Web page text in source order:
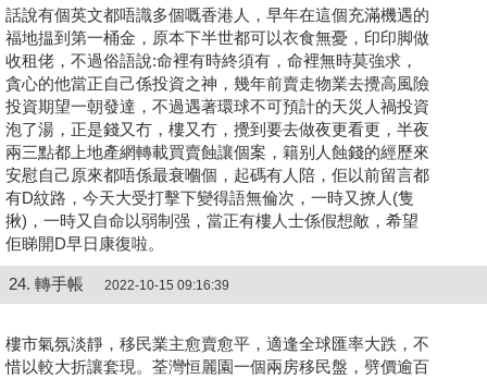
話說有個英文都唔識多個嘅香港人，早年在這個充滿機遇的
福地揾到第一桶金，原本下半世都可以衣食無憂，印印脚做
收租佬，不過俗語說:命裡有時終須有，命裡無時莫強求，
貪心的他當正自己係投資之神，幾年前賣走物業去攪高風險
投資期望一朝發達，不過遇著環球不可預計的天災人禍投資
泡了湯，正是錢又冇，樓又冇，攪到要去做夜更看更，半夜
兩三點都上地產網轉載買賣蝕讓個案，籍别人蝕錢的經歷來
安慰自己原來都唔係最衰嗰個，起碼有人陪，佢以前留言都
有D紋路，今天大受打擊下變得語無倫次，一時又撩人(隻
揪)，一時又自命以弱制强，當正有樓人士係假想敵，希望
佢睇開D早日康復啦。
24. 轉手帳 2022-10-15 09:16:39
樓市氣氛淡靜，移民業主愈賣愈平，適逢全球匯率大跌，不
惜以較大折讓套現。荃灣恒麗園一個兩房移民盤，劈價逾百